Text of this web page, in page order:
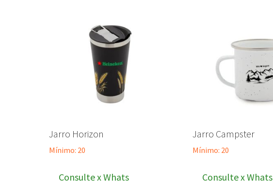
Jarro Horizon
Mínimo: 20
Consulte x Whats
Jarro Campster
Mínimo: 20
Consulte x Whats